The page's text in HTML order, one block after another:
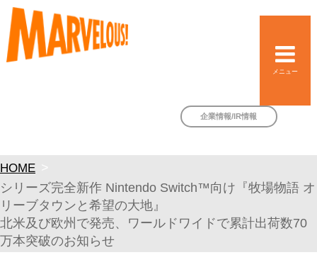
メニュー
企業情報/IR情報
HOME
シリーズ完全新作 Nintendo Switch™向け『牧場物語 オ
リーブタウンと希望の大地』
北米及び欧州で発売、ワールドワイドで累計出荷数70
万本突破のお知らせ